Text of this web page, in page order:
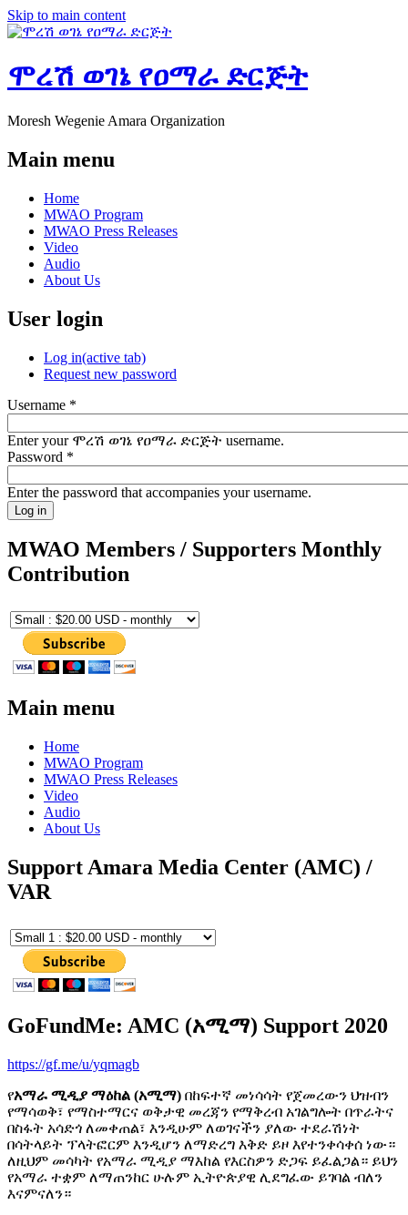
Skip to main content
ሞረሽ ወገኔ የዐማራ ድርጅት
Moresh Wegenie Amara Organization
Main menu
Home
MWAO Program
MWAO Press Releases
Video
Audio
About Us
User login
Log in(active tab)
Request new password
Username *
Enter your ሞረሽ ወገኔ የዐማራ ድርጅት username.
Password *
Enter the password that accompanies your username.
MWAO Members / Supporters Monthly
Contribution
Main menu
Home
MWAO Program
MWAO Press Releases
Video
Audio
About Us
Support Amara Media Center (AMC) /
VAR
GoFundMe: AMC (አሚማ) Support 2020
https://gf.me/u/yqmagb
የአማራ ሚዲያ ማዕከል (አሚማ) በከፍተኛ መነሳሳት የጀመረውን ህዝብን
የማሳወቅ፣ የማስተማርና ወቅታዊ መረጃን የማቅረብ አገልግሎት በጥራትና
በስፋት አሳድጎ ለመቀጠል፣ እንዲሁም ለወገናችን ያለው ተደራሽነት
በሳትላይት ፕላትፎርም እንዲሆን ለማድረግ እቅድ ይዞ እየተንቀሳቀሰ ነው።
ለዚህም መሳካት የአማራ ሚዲያ ማእከል የእርስዎን ድጋፍ ይፈልጋል። ይህን
የአማራ ተቋም ለማጠንከር ሁሉም ኢትዮጵያዊ ሊደግፈው ይገባል ብለን
እናምናለን።